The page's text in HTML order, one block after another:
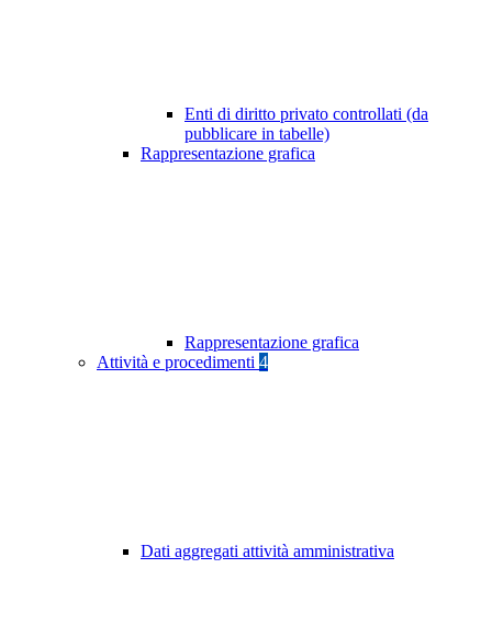
Enti di diritto privato controllati (da
pubblicare in tabelle)
Rappresentazione grafica
Rappresentazione grafica
Attività e procedimenti 4
Dati aggregati attività amministrativa